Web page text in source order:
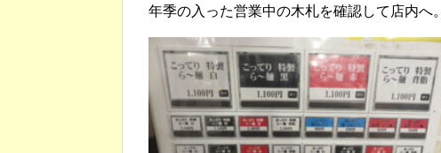
年季の入った営業中の木札を確認して店内へ。